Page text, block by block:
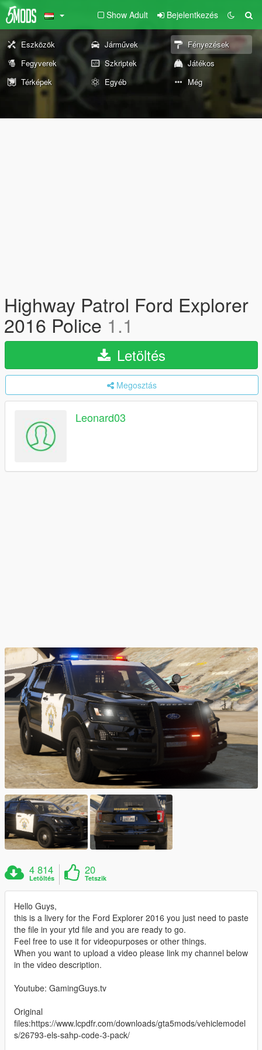
Show Adult Bejelentkezés
Eszközök Járművek
Fényezések
Fegyverek
Szkriptek
Játékos
Térképek
Egyéb Még
Highway Patrol Ford Explorer
2016 Police 1.1
Letöltés
Megosztás
Leonard03
4 814
Letöltés
20
Tetszik
Hello Guys,
this is a livery for the Ford Explorer 2016 you just need to paste
the file in your ytd file and you are ready to go.
Feel free to use it for videopurposes or other things.
When you want to upload a video please link my channel below
in the video description.
Youtube: GamingGuys.tv
Original
files:https://www.lcpdfr.com/downloads/gta5mods/vehiclemodel
s/26793-els-sahp-code-3-pack/